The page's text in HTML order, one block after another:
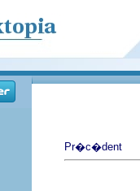
Pr�c�dent